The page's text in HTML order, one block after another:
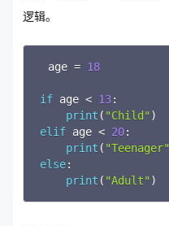
逻辑。
age = 18
if age < 13:
print ( "Child" )
elif age < 20:
print ( "Teenager"
else:
print ( "Adult" )